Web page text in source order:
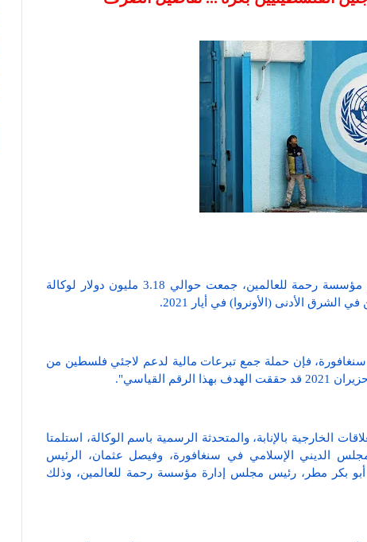
أعلنت وكالة الغوث وتشغيل اللاجئين (أونروا)، أن مؤسسة رحمة للعالمين، جمعت حوالي 3.18 مليون دولار لوكالة
الشرق الأدنى (الأونروا) في أيار 2021.
فإن حملة جمع تبرعات مالية لدعم لاجئي فلسطين من
الخارجية بالإنابة، والمتحدثة الرسمية باسم الوكالة، استلمتا
الديني الإسلامي في سنغافورة، وفيصل عثمان، الرئيس
أبو بكر مطر، رئيس مجلس إدارة مؤسسة رحمة للعالمين، وذلك